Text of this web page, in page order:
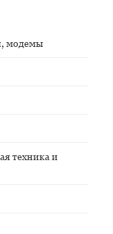
модемы
техника и